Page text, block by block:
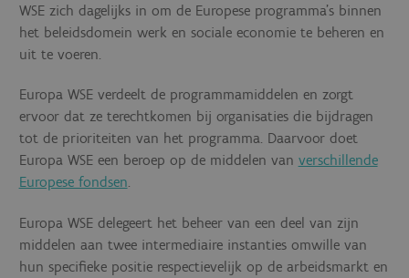
WSE zich dagelijks in om de Europese programma’s binnen
het beleidsdomein werk en sociale economie te beheren en
uit te voeren.
Europa WSE verdeelt de programmamiddelen en zorgt
ervoor dat ze terechtkomen bij organisaties die bijdragen
tot de prioriteiten van het programma. Daarvoor doet
Europa WSE een beroep op de middelen van verschillende
Europese fondsen.
Europa WSE delegeert het beheer van een deel van zijn
middelen aan twee intermediaire instanties omwille van
hun specifieke positie respectievelijk op de arbeidsmarkt en